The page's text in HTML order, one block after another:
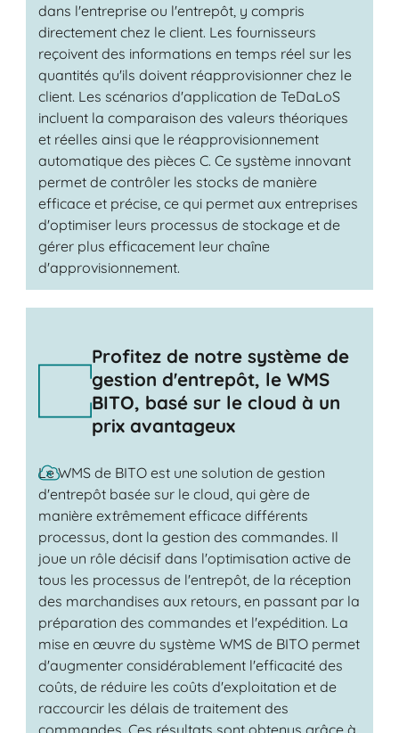
dans l'entreprise ou l'entrepôt, y compris
directement chez le client. Les fournisseurs
reçoivent des informations en temps réel sur les
quantités qu'ils doivent réapprovisionner chez le
client. Les scénarios d'application de TeDaLoS
incluent la comparaison des valeurs théoriques
et réelles ainsi que le réapprovisionnement
automatique des pièces C. Ce système innovant
permet de contrôler les stocks de manière
efficace et précise, ce qui permet aux entreprises
d'optimiser leurs processus de stockage et de
gérer plus efficacement leur chaîne
d'approvisionnement.
Profitez de notre système de
gestion d'entrepôt, le WMS
BITO, basé sur le cloud à un
prix avantageux
Le WMS de BITO est une solution de gestion
d'entrepôt basée sur le cloud, qui gère de
manière extrêmement efficace différents
processus, dont la gestion des commandes. Il
joue un rôle décisif dans l'optimisation active de
tous les processus de l'entrepôt, de la réception
des marchandises aux retours, en passant par la
préparation des commandes et l'expédition. La
mise en œuvre du système WMS de BITO permet
d'augmenter considérablement l'efficacité des
coûts, de réduire les coûts d'exploitation et de
raccourcir les délais de traitement des
commandes. Ces résultats sont obtenus grâce à